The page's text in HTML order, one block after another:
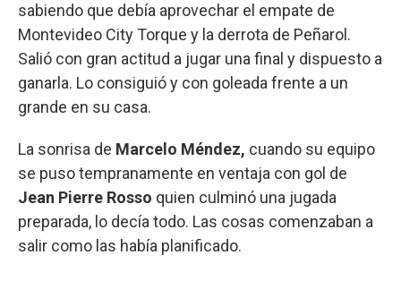
sabiendo que debía aprovechar el empate de
Montevideo City Torque y la derrota de Peñarol.
Salió con gran actitud a jugar una final y dispuesto a
ganarla. Lo consiguió y con goleada frente a un
grande en su casa.
La sonrisa de Marcelo Méndez, cuando su equipo
se puso tempranamente en ventaja con gol de
Jean Pierre Rosso quien culminó una jugada
preparada, lo decía todo. Las cosas comenzaban a
salir como las había planificado.